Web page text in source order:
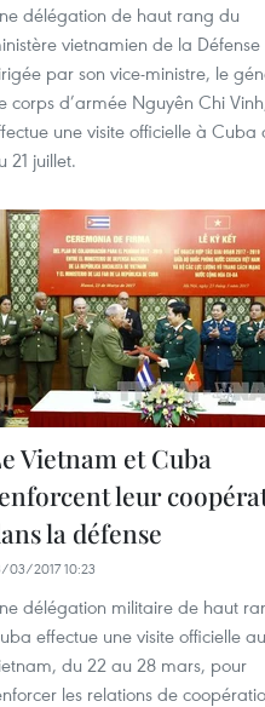
délégation de haut rang du
vietnamien de la Défense
par son vice-ministre, le
corps d’armée Nguyên Chi
une visite officielle à Cuba
21 juillet.
Vietnam et Cuba
leur
la défense
03/2017 10:23
délégation militaire de haut
effectue une visite officielle au
du 22 au 28 mars, pour
les relations de